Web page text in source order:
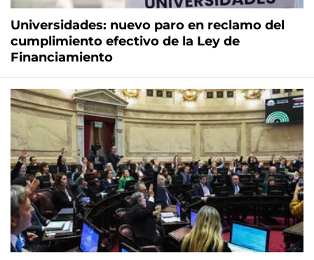
Universidades: nuevo paro en reclamo del
cumplimiento efectivo de la Ley de
Financiamiento